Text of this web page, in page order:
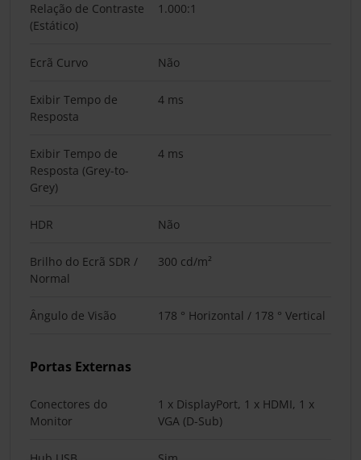
Relação de Contraste
(Estático)
1.000:1
Ecrã Curvo Não
Exibir Tempo de
Resposta
4 ms
Exibir Tempo de
Resposta (Grey-to-
Grey)
4 ms
HDR Não
Brilho do Ecrã SDR /
Normal
300 cd/m²
Ângulo de Visão 178 ° Horizontal / 178 ° Vertical
Portas Externas
Conectores do
Monitor
1 x DisplayPort, 1 x HDMI, 1 x
VGA (D-Sub)